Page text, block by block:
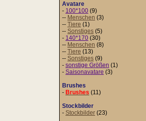
Avatare
- 100*100 (9)
-- Menschen (3)
-- Tiere (1)
-- Sonstiges (5)
- 140*170 (30)
-- Menschen (8)
-- Tiere (13)
-- Sonstiges (9)
- sonstige Größen (1)
- Saisonavatare (3)
Brushes
- Brushes (11)
Stockbilder
- Stockbilder (23)